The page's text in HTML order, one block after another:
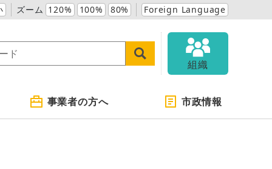
ズーム 120% 100% 80% Foreign Language
組織
事業者の方へ 市政情報